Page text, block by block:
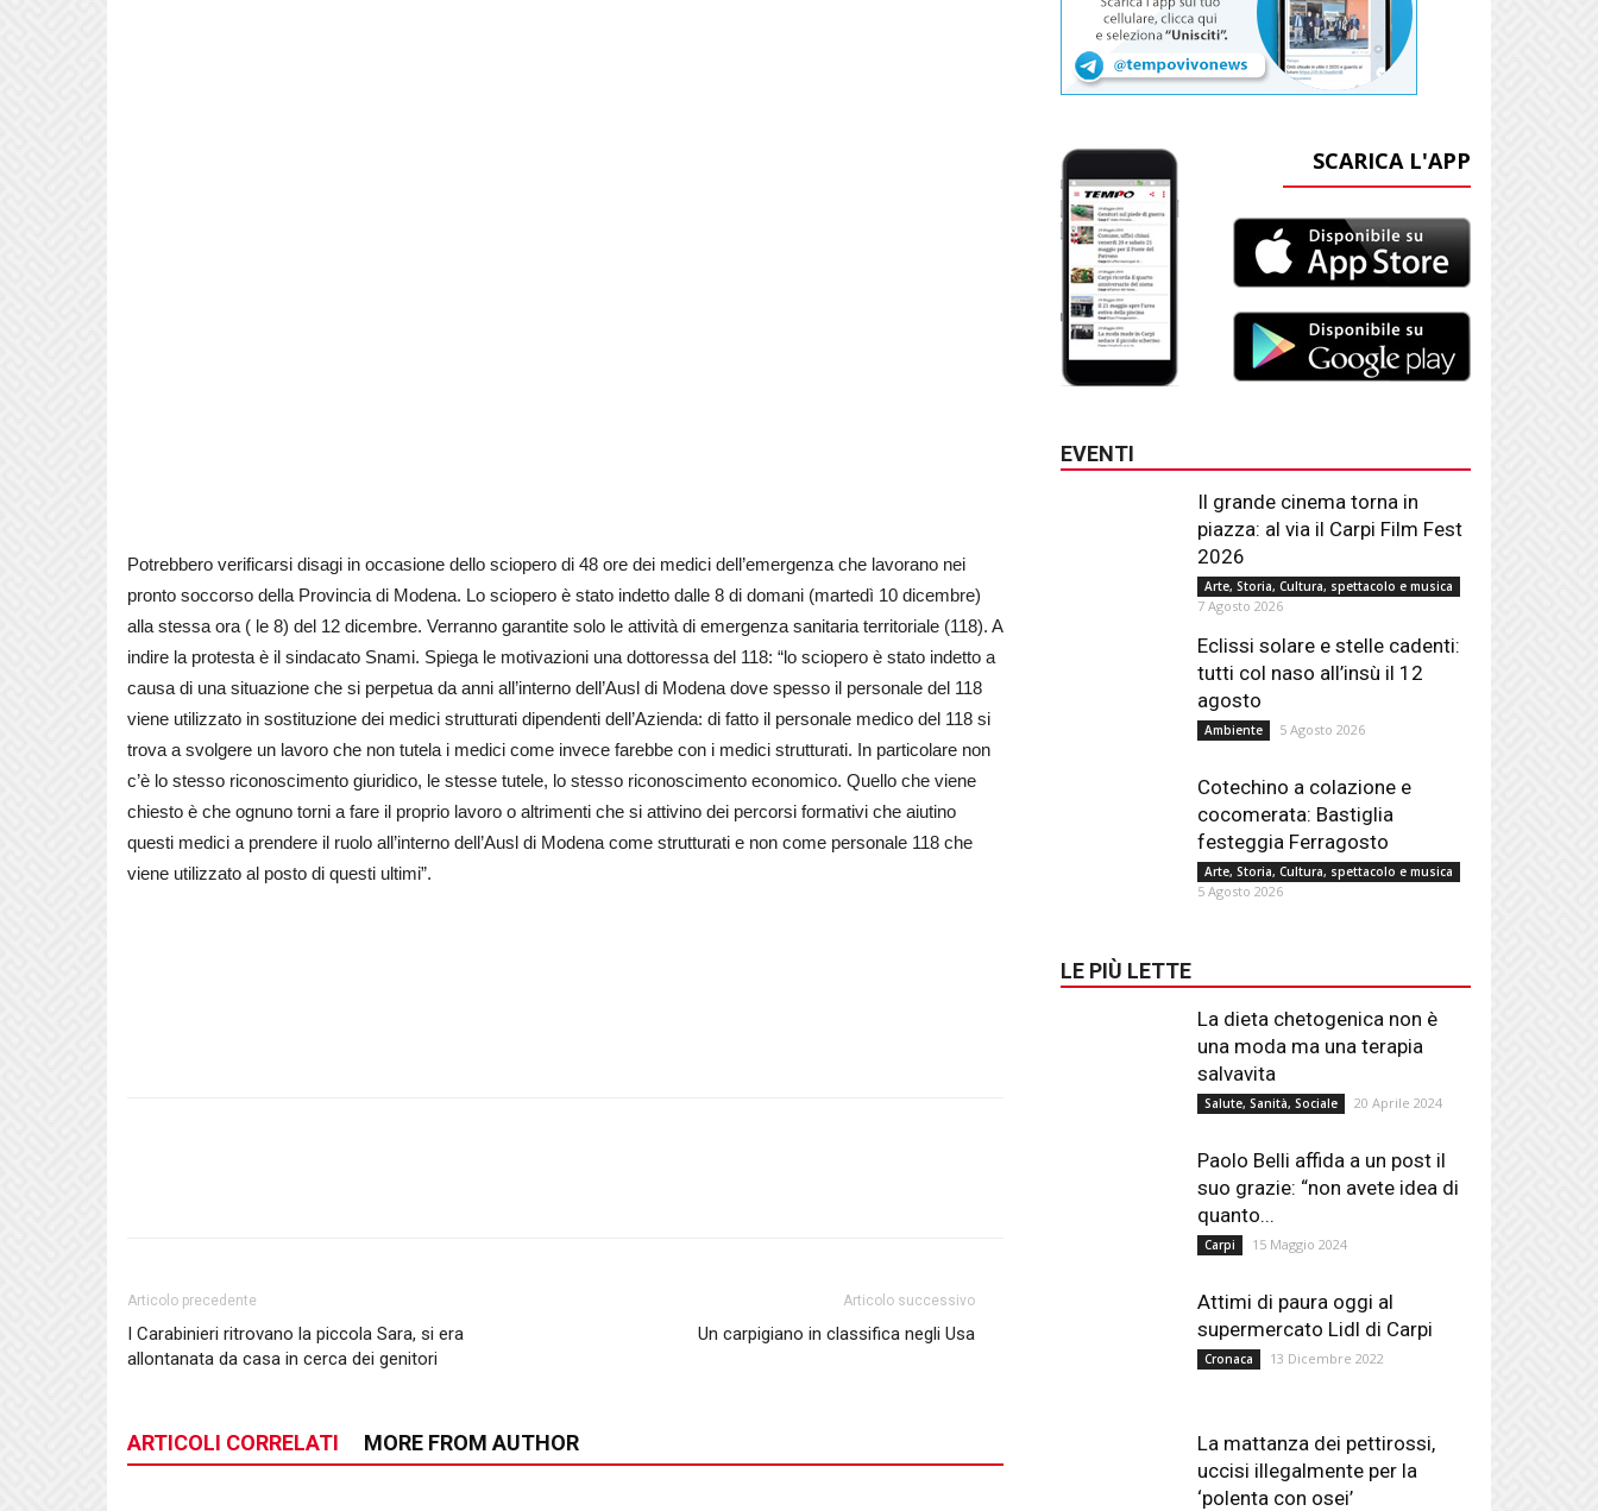
Potrebbero verificarsi disagi in occasione dello sciopero di 48 ore dei medici dell’emergenza che lavorano nei
pronto soccorso della Provincia di Modena. Lo sciopero è stato indetto dalle 8 di domani (martedì 10 dicembre)
alla stessa ora ( le 8) del 12 dicembre. Verranno garantite solo le attività di emergenza sanitaria territoriale (118). A
indire la protesta è il sindacato Snami. Spiega le motivazioni una dottoressa del 118: “lo sciopero è stato indetto a
causa di una situazione che si perpetua da anni all’interno dell’Ausl di Modena dove spesso il personale del 118
viene utilizzato in sostituzione dei medici strutturati dipendenti dell’Azienda: di fatto il personale medico del 118 si
trova a svolgere un lavoro che non tutela i medici come invece farebbe con i medici strutturati. In particolare non
c’è lo stesso riconoscimento giuridico, le stesse tutele, lo stesso riconoscimento economico. Quello che viene
chiesto è che ognuno torni a fare il proprio lavoro o altrimenti che si attivino dei percorsi formativi che aiutino
questi medici a prendere il ruolo all’interno dell’Ausl di Modena come strutturati e non come personale 118 che
viene utilizzato al posto di questi ultimi”.
Articolo precedente
I Carabinieri ritrovano la piccola Sara, si era
allontanata da casa in cerca dei genitori
Articolo successivo
Un carpigiano in classifica negli Usa
ARTICOLI CORRELATI MORE FROM AUTHOR
SCARICA L'APP
EVENTI
Il grande cinema torna in
piazza: al via il Carpi Film Fest
2026
Arte, Storia, Cultura, spettacolo e musica
7 Agosto 2026
Eclissi solare e stelle cadenti:
tutti col naso all’insù il 12
agosto
Ambiente 5 Agosto 2026
Cotechino a colazione e
cocomerata: Bastiglia
festeggia Ferragosto
Arte, Storia, Cultura, spettacolo e musica
5 Agosto 2026
LE PIÙ LETTE
La dieta chetogenica non è
una moda ma una terapia
salvavita
Salute, Sanità, Sociale 20 Aprile 2024
Paolo Belli affida a un post il
suo grazie: “non avete idea di
quanto...
Carpi 15 Maggio 2024
Attimi di paura oggi al
supermercato Lidl di Carpi
Cronaca 13 Dicembre 2022
La mattanza dei pettirossi,
uccisi illegalmente per la
‘polenta con osei’